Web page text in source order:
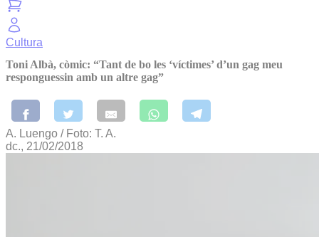
Cultura
Toni Albà, còmic: “Tant de bo les ‘víctimes’ d’un gag meu
responguessin amb un altre gag”
A. Luengo / Foto: T. A.
dc., 21/02/2018